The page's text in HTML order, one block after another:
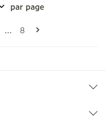
actuellement la page
... Page
8
par page